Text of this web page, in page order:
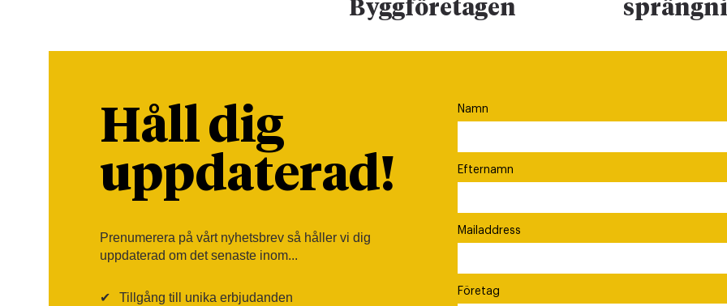
Byggföretagen
Håll dig
uppdaterad!
Prenumerera på vårt nyhetsbrev så håller vi dig
uppdaterad om det senaste inom...
✔ Tillgång till unika erbjudanden
Namn
Efternamn
Mailaddress
Företag